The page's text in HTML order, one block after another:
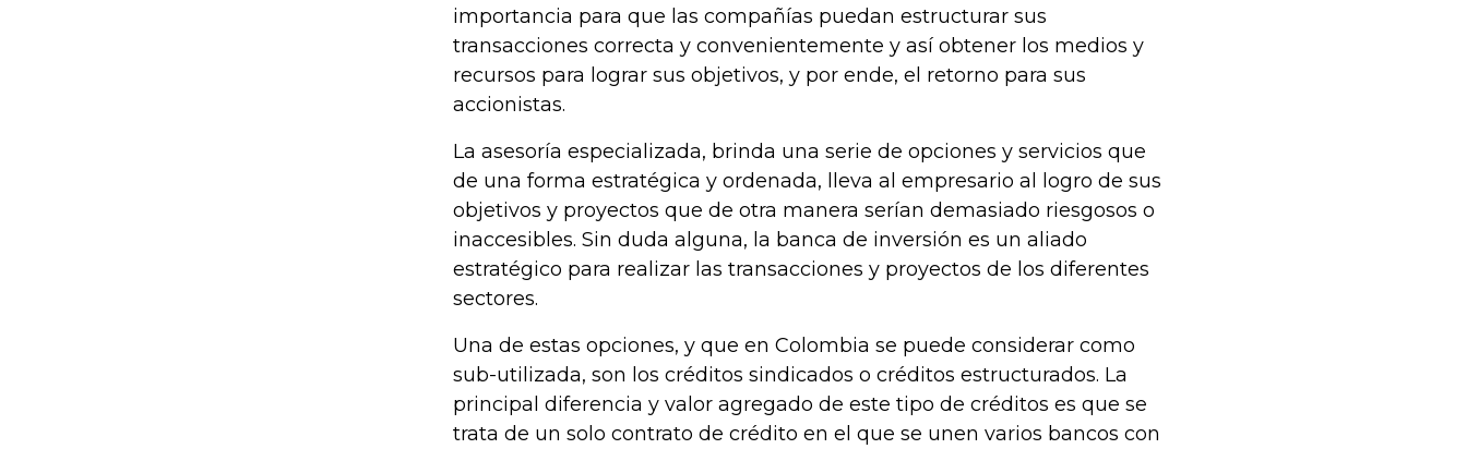
importancia para que las compañías puedan estructurar sus
transacciones correcta y convenientemente y así obtener los medios y
recursos para lograr sus objetivos, y por ende, el retorno para sus
accionistas.
La asesoría especializada, brinda una serie de opciones y servicios que
de una forma estratégica y ordenada, lleva al empresario al logro de sus
objetivos y proyectos que de otra manera serían demasiado riesgosos o
inaccesibles. Sin duda alguna, la banca de inversión es un aliado
estratégico para realizar las transacciones y proyectos de los diferentes
sectores.
Una de estas opciones, y que en Colombia se puede considerar como
sub-utilizada, son los créditos sindicados o créditos estructurados. La
principal diferencia y valor agregado de este tipo de créditos es que se
trata de un solo contrato de crédito en el que se unen varios bancos con